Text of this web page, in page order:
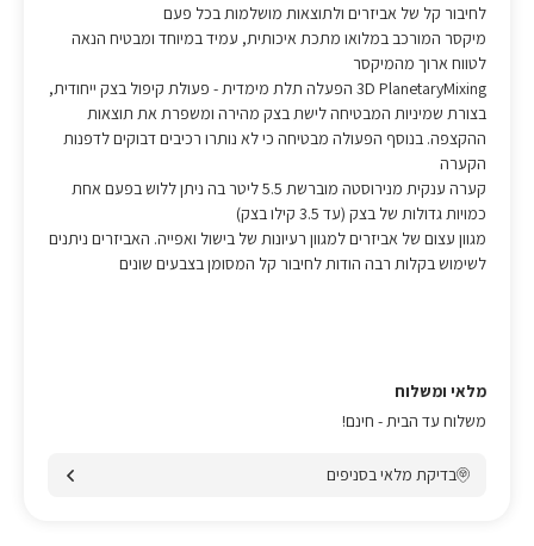
לחיבור קל של אביזרים ולתוצאות מושלמות בכל פעם
מיקסר המורכב במלואו מתכת איכותית, עמיד במיוחד ומבטיח הנאה
לטווח ארוך מהמיקסר
3D PlanetaryMixing הפעלה תלת מימדית - פעולת קיפול בצק ייחודית,
בצורת שמיניות המבטיחה לישת בצק מהירה ומשפרת את תוצאות
ההקצפה. בנוסף הפעולה מבטיחה כי לא נותרו רכיבים דבוקים לדפנות
הקערה
קערה ענקית מנירוסטה מוברשת 5.5 ליטר בה ניתן ללוש בפעם אחת
כמויות גדולות של בצק (עד 3.5 קילו בצק)
מגוון עצום של אביזרים למגוון רעיונות של בישול ואפייה. האביזרים ניתנים
לשימוש בקלות רבה הודות לחיבור קל המסומן בצבעים שונים
מלאי ומשלוח
משלוח עד הבית - חינם!
בדיקת מלאי בסניפים